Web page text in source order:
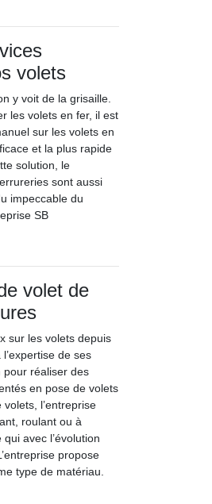
volets
y voit de la grisaille.
les volets en fer, il est
sur les volets en
et la plus rapide
solution, le
sont aussi
impeccable du
SB
volet de
sur les volets depuis
de ses
pour réaliser des
en pose de volets
l’entreprise
roulant ou à
avec l’évolution
propose
type de matériau.